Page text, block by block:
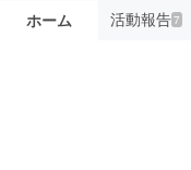
ホーム 活動報告7